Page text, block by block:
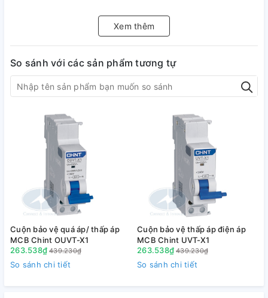
tiếp điểm NO (Normally Open) và một tiếp điểm NC
(Normally Closed) để người dùng có thể giám sát tình trạng
của MCB. Tiếp điểm NO sẽ mở khi MCB được kích hoạt,
trong khi tiếp điểm NC sẽ đóng khi MCB được kích hoạt.
Sự kết hợp của cuộn cắt và khối tiếp điểm phụ trong phụ
kiện BC9FKA0 giúp cung cấp thêm tính năng bảo vệ và điều
kiểm soát các thiết bị điện từ xa và đảm bảo an toàn cho hệ
thống điện.
2. Tài liệu tham khảo :
+ Tải bảng giá
+ Tải Catalog
Xem thêm
So sánh với các sản phẩm tương tự
Cuộn bảo vệ quá áp/ thấp áp
MCB Chint OUVT-X1
263.538₫ 439.230₫
So sánh chi tiết
Cuộn bảo vệ thấp áp điện áp
MCB Chint UVT-X1
263.538₫ 439.230₫
So sánh chi tiết